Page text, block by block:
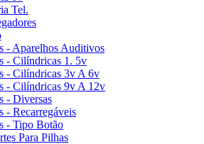
Tel.
- Aparelhos Auditivos
- Cilíndricas 1. 5v
- Cilíndricas 3v A 6v
- Cilíndricas 9v A 12v
- Diversas
- Recarregáveis
- Tipo Botão
Para Pilhas